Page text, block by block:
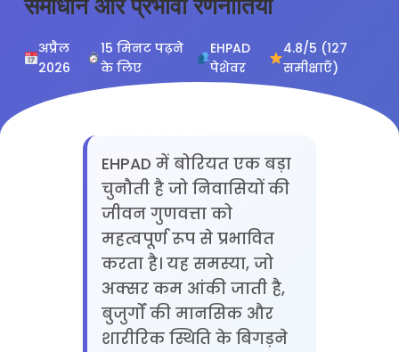
समाधान और प्रभावी रणनीतियाँ
अप्रैल
2026
15 मिनट पढ़ने
के लिए
EHPAD
पेशेवर
4.8/5 (127
समीक्षाएँ)
EHPAD में बोरियत एक बड़ा
चुनौती है जो निवासियों की
जीवन गुणवत्ता को
महत्वपूर्ण रूप से प्रभावित
करता है। यह समस्या, जो
अक्सर कम आंकी जाती है,
बुजुर्गों की मानसिक और
शारीरिक स्थिति के बिगड़ने